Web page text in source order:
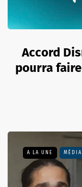
Accord
pourra
A LA UNE